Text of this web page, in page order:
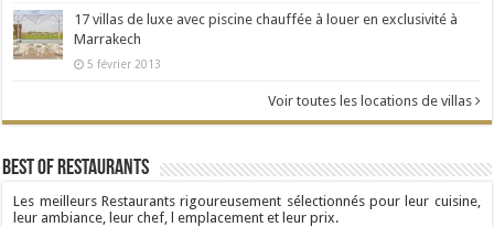
17 villas de luxe avec piscine chauffée à louer en exclusivité à
Marrakech
5 février 2013
Voir toutes les locations de villas
Best Of Restaurants
Les meilleurs Restaurants rigoureusement sélectionnés pour leur cuisine,
leur ambiance, leur chef, l emplacement et leur prix.